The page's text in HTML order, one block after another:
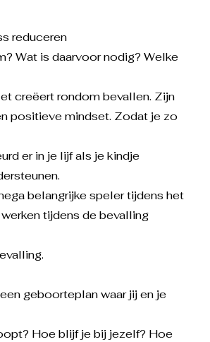
reduceren
Wat is daarvoor nodig? Welke
creëert rondom bevallen. Zijn
positieve mindset. Zodat je zo
er in je lijf als je kindje
belangrijke speler tijdens het
tijdens de bevalling
geboorteplan waar jij en je
Hoe blijf je bij jezelf? Hoe